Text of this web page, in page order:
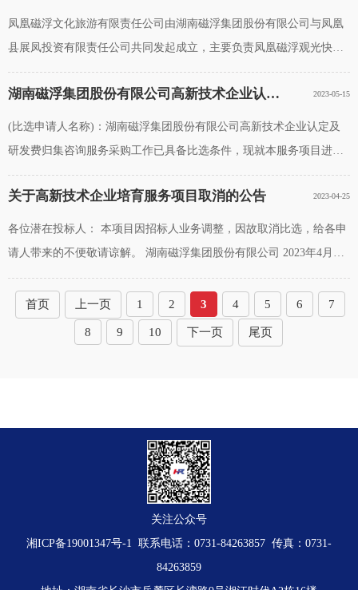
凤凰磁浮文化旅游有限责任公司由湖南磁浮集团股份有限公司与凤凰
县展凤投资有限责任公司共同发起成立，主要负责凤凰磁浮观光快线
的建设、运营、沿线土地资源及旅游资源开发。凤凰磁浮观光快线从
凤凰古城站出发，连接凤凰
湖南磁浮集团股份有限公司高新技术企业认定及研发费归集咨询服务比选邀请公告 2023-05-15
(比选申请人名称)：湖南磁浮集团股份有限公司高新技术企业认定及
研发费归集咨询服务采购工作已具备比选条件，现就本服务项目进行
国内公开比选。一、项目综合说明1、项目名称：湖南磁浮集团股份有
限公司高新技术企业认定及
关于高新技术企业培育服务项目取消的公告 2023-04-25
各位潜在投标人： 本项目因招标人业务调整，因故取消比选，给各申
请人带来的不便敬请谅解。 湖南磁浮集团股份有限公司 2023年4月25
日
首页 上一页 1 2 3 4 5 6 7
8 9 10 下一页 尾页
关注公众号
湘ICP备19001347号-1
联系电话：0731-84263857 传真：0731-
84263859